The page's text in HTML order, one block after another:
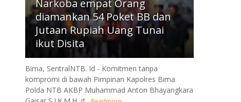
Narkoba empat Orang
diamankan 54 Poket BB dan
Jutaan Rupiah Uang Tunai
ikut Disita
Bima, SentralNTB. Id - Komitmen tanpa
kompromi di bawah Pimpinan Kapolres Bima
Polda NTB AKBP Muhammad Anton Bhayangkara